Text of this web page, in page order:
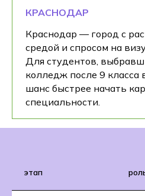
КРАСНОДАР
Краснодар — город с
средой и спросом на
Для студентов,
колледж после 9 класса
шанс быстрее начать
специальности.
этап